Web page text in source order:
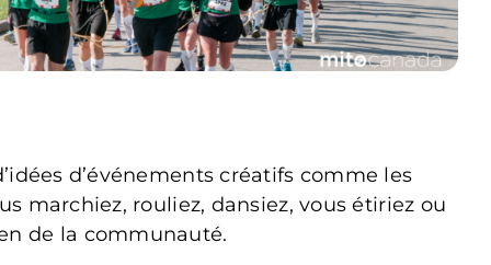
d’événements créatifs comme les
marchiez, rouliez, dansiez, vous étiriez ou
de la communauté.